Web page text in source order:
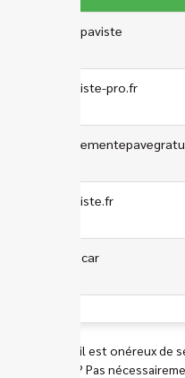
ERA Epaviste
lepaviste-pro.fr
lepaviste.fr
Manocar
Croire qu’il est onéreux de
roulante ? Pas